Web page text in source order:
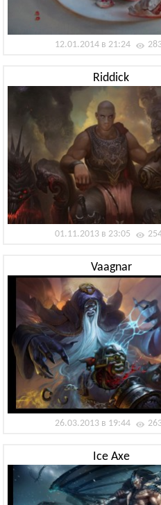
12.01.2014 в 21:24
Riddick
01.11.2013 в 23:05
Vaagnar
26.03.2013 в 19:44
Ice Axe